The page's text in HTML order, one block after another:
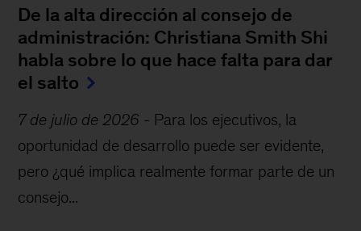
De la alta dirección al consejo de
administración: Christiana Smith Shi
habla sobre lo que hace falta para dar
el salto
7 de julio de 2026 - Para los ejecutivos, la
oportunidad de desarrollo puede ser evidente,
pero ¿qué implica realmente formar parte de un
consejo...